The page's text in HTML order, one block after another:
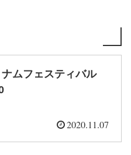
ムフェスティバル
2020.11.07